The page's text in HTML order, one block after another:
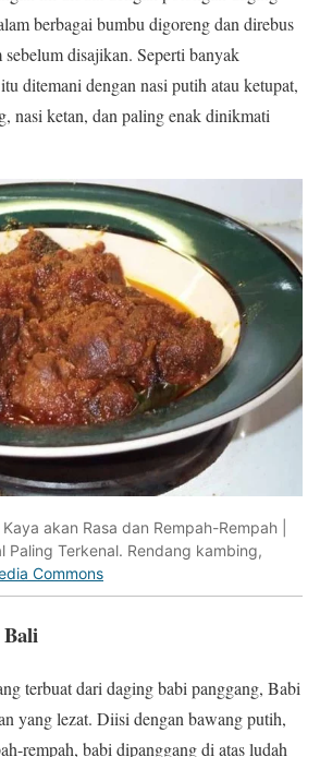
berbagai bumbu digoreng dan direbus
sebelum disajikan. Seperti banyak
ditemani dengan nasi putih atau ketupat,
nasi ketan, dan paling enak dinikmati
akan Rasa dan Rempah-Rempah |
Paling Terkenal. Rendang kambing,
Commons
terbuat dari daging babi panggang, Babi
yang lezat. Diisi dengan bawang putih,
rempah, babi dipanggang di atas ludah